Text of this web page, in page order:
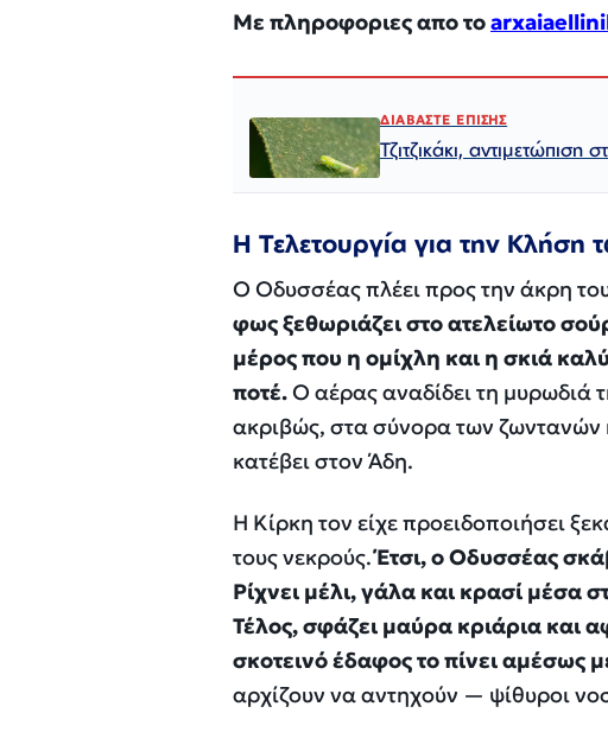
Με πληροφοριες απο το
ΔΙΑΒΑΣΤΕ ΕΠΙΣΗΣ
Τζιτζικάκι, αντιμετώπιση
Η Τελετουργία για την Κλήση
Ο Οδυσσέας πλέει προς την άκρη
φως ξεθωριάζει στο ατελείωτο
μέρος που η ομίχλη και η σκιά
ποτέ.Ο αέρας αναδίδει τη μυρωδιά
ακριβώς, στα σύνορα των ζωντανών
κατέβει στον Άδη.
Η Κίρκη τον είχε προειδοποιήσει
τους νεκρούς.Έτσι, ο Οδυσσέας
Ρίχνει μέλι, γάλα και κρασί μέσα
Τέλος, σφάζει μαύρα κριάρια και
σκοτεινό έδαφος το πίνει αμέσως
αρχίζουν να αντηχούν — ψίθυροι